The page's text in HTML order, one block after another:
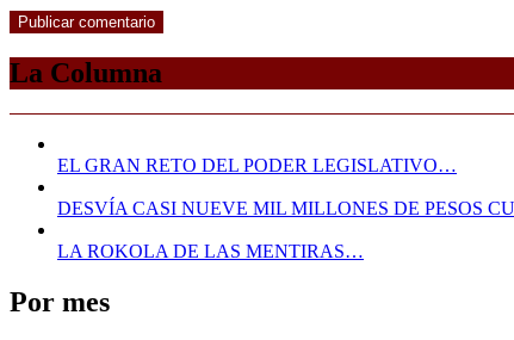
La Columna
EL GRAN RETO DEL PODER LEGISLATIVO…
DESVÍA CASI NUEVE MIL MILLONES DE PESOS
LA ROKOLA DE LAS MENTIRAS…
Por mes